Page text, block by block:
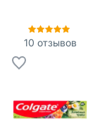
10 отзывов